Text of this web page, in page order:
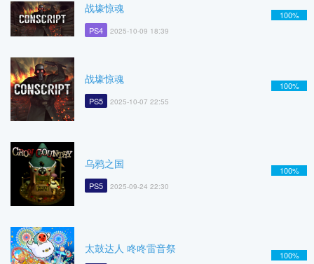
战壕惊魂
PS4 2025-10-09 18:39
100%
战壕惊魂
PS5 2025-10-07 22:55
100%
乌鸦之国
PS5 2025-09-24 22:30
100%
太鼓达人 咚咚雷音祭 100%